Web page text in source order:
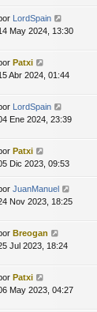
LordSpain
May 2024, 13:30
Patxi
Abr 2024, 01:44
LordSpain
Ene 2024, 23:39
Patxi
Dic 2023, 09:53
JuanManuel
Nov 2023, 18:25
Breogan
Jul 2023, 18:24
Patxi
May 2023, 04:27